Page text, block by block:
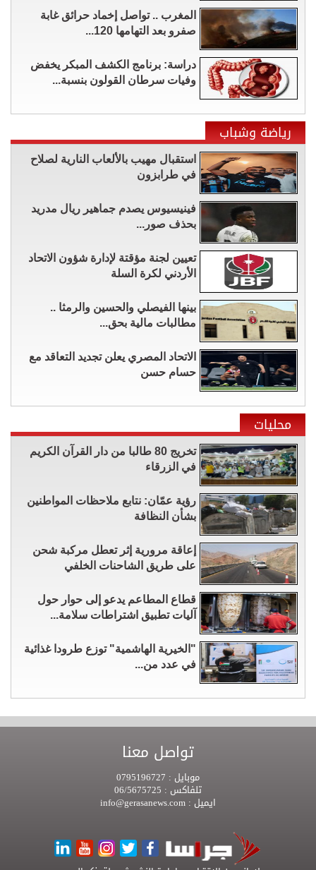
المغرب .. تواصل إخماد حرائق غابة
صفرو بعد التهامها 120...
دراسة: برنامج الكشف المبكر يخفض
وفيات سرطان القولون بنسبة...
رياضة وشباب
استقبال مهيب بالألعاب النارية لصلاح
في طرابزون
فينيسيوس يصدم جماهير ريال مدريد
بحذف صور...
تعيين لجنة مؤقتة لإدارة شؤون الاتحاد
الأردني لكرة السلة
بينها الفيصلي والحسين والرمثا ..
مطالبات مالية بحق...
الاتحاد المصري يعلن تجديد التعاقد مع
حسام حسن
محليات
تخريج 80 طالبا من دار القرآن الكريم
في الزرقاء
رؤية عمّان: نتابع ملاحظات المواطنين
بشأن النظافة
إعاقة مرورية إثر تعطل مركبة شحن
على طريق الشاحنات الخلفي
قطاع المطاعم يدعو إلى حوار حول
آليات تطبيق اشتراطات سلامة...
"الخيرية الهاشمية" توزع طرودا غذائية
في عدد من...
تواصل معنا
موبايل :
تلفاكس :
ايميل :